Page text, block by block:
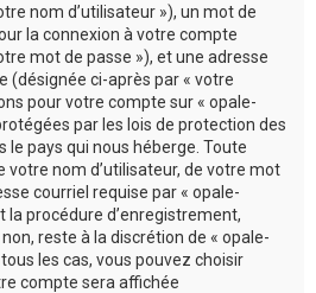
nom d’utilisateur »), un mot de
la connexion à votre compte
mot de passe »), et une adresse
(désignée ci-après par « votre
pour votre compte sur « opale-
par les lois de protection des
le pays qui nous héberge. Toute
nom d’utilisateur, de votre mot
courriel requise par « opale-
la procédure d’enregistrement,
reste à la discrétion de « opale-
les cas, vous pouvez choisir
compte sera affichée